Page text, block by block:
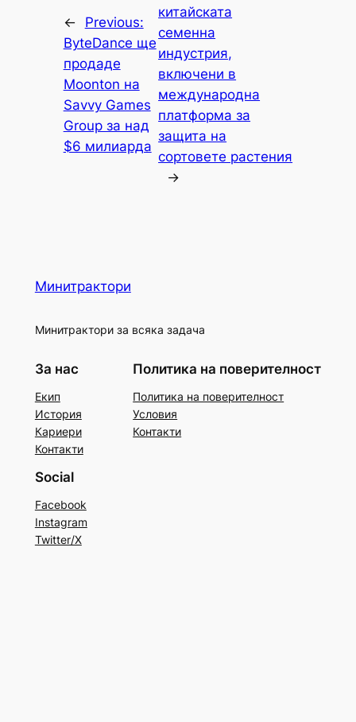
←
Previous:
ByteDance ще
продаде
Moonton на
Savvy Games
Group за над
$6 милиарда
китайската
семенна
индустрия,
включени в
международна
платформа за
защита на
сортовете растения
→
Минитрактори
Минитрактори за всяка задача
За нас
Екип
История
Кариери
Контакти
Политика на поверителност
Политика на поверителност
Условия
Контакти
Social
Facebook
Instagram
Twitter/X